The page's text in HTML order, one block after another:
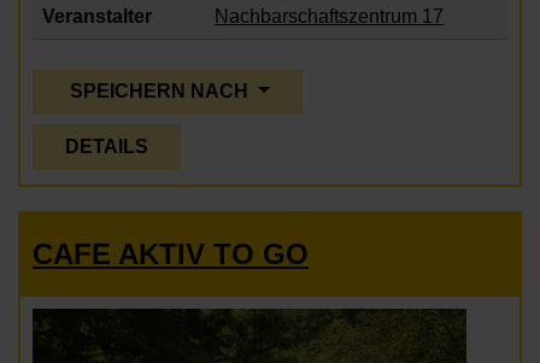
Veranstalter Nachbarschaftszentrum 17
SPEICHERN NACH
DETAILS
CAFE AKTIV TO GO